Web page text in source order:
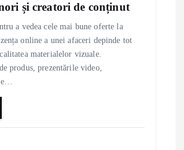
și creatori de conținut
a vedea cele mai bune oferte la
online a unei afaceri depinde tot
materialelor vizuale.
produs, prezentările video,